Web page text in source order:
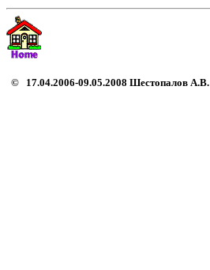
© 17.04.2006-09.05.2008 Шестопалов А.В.